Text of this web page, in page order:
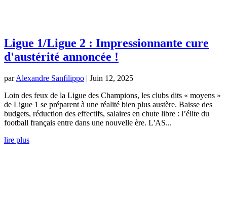
Ligue 1/Ligue 2 : Impressionnante cure
d'austérité annoncée !
parAlexandre Sanfilippo | Juin 12, 2025
Loin des feux de la Ligue des Champions, les clubs dits « moyens »
de Ligue 1 se préparent à une réalité bien plus austère. Baisse des
budgets, réduction des effectifs, salaires en chute libre : l’élite du
football français entre dans une nouvelle ère. L'AS...
lire plus